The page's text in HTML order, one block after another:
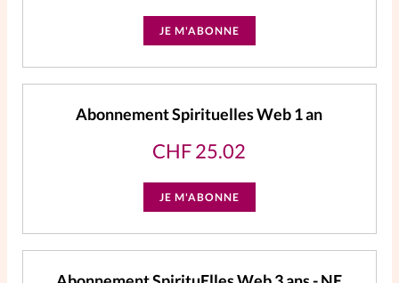
JE M'ABONNE
Abonnement Spirituelles Web 1 an
CHF25.02
JE M'ABONNE